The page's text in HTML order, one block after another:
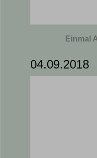
Einmal
04.09.2018